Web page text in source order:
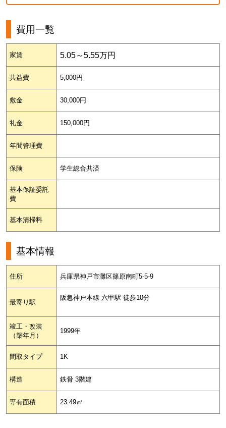
費用一覧
家賃 5.05～5.55万円
共益費 5,000円
敷金 30,000円
礼金 150,000円
年間管理費
保険 学生総合共済
基本保証委託
費
基本清掃料
基本情報
住所 兵庫県神戸市灘区篠原南町5-5-9
最寄り駅
阪急神戸本線 六甲駅 徒歩10分
竣工・改装
（築年月）
1999年
間取タイプ 1K
構造 鉄骨 3階建
専有面積 23.49㎡